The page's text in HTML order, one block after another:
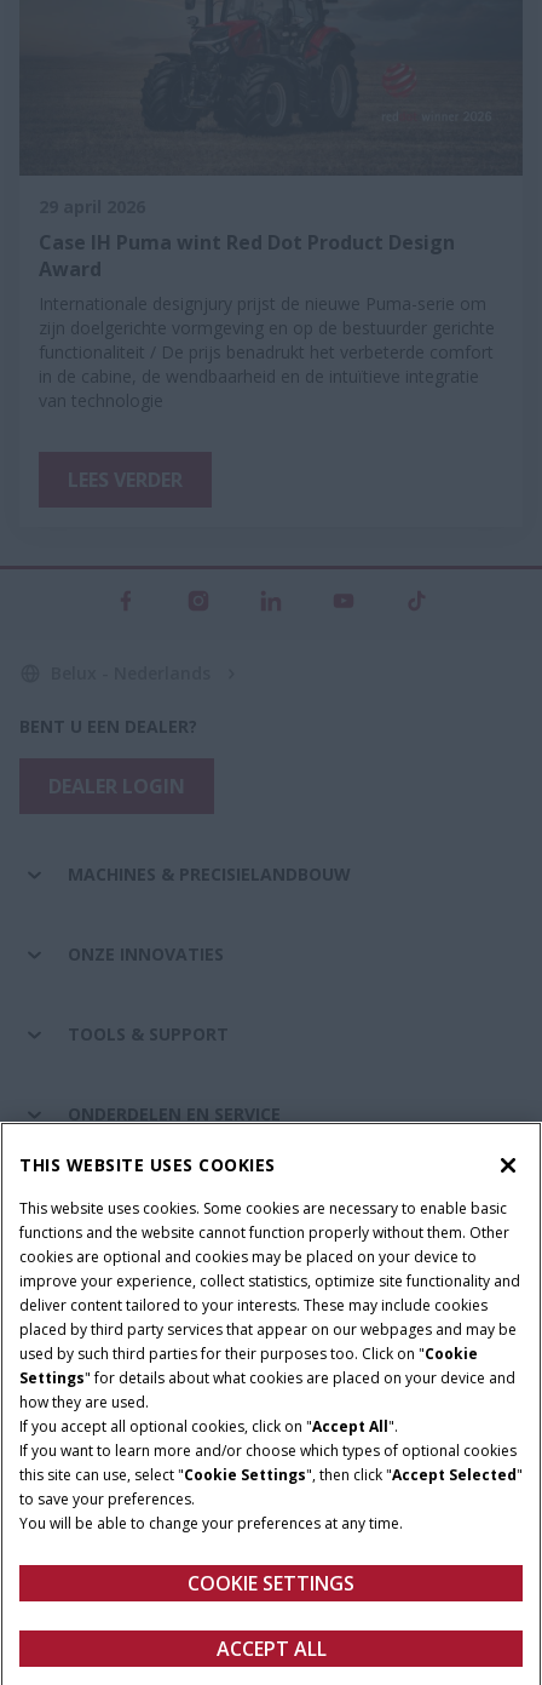
Configureren Ontvag een offerte Vind een dealer Fanshop
Case IH Puma wint Red Dot Product Design
Award
Internationale designjury prijst de nieuwe Puma-serie om
zijn doelgerichte vormgeving en op de bestuurder gerichte
functionaliteit / De prijs benadrukt het verbeterde comfort
in de cabine, de wendbaarheid en de intuïtieve integratie
van technologie
BENT U EEN DEALER?
MACHINES & PRECISIELANDBOUW
ONZE INNOVATIES
TOOLS & SUPPORT
ONDERDELEN EN SERVICE
Gebruiksvoorwaarden Privacy Policy
Impressum
Cookie Settings
Telematics privacyverklaring
© 2025 CNH Industrial America LLC. All Rights Reserved. Case IH is a
trademark of CNH Industrial America LLC.
THIS WEBSITE USES COOKIES
This website uses cookies. Some cookies are necessary to enable basic
functions and the website cannot function properly without them. Other
cookies are optional and cookies may be placed on your device to
improve your experience, collect statistics, optimize site functionality and
deliver content tailored to your interests. These may include cookies
placed by third party services that appear on our webpages and may be
used by such third parties for their purposes too. Click on "Cookie
Settings" for details about what cookies are placed on your device and
how they are used.
If you accept all optional cookies, click on "Accept All".
If you want to learn more and/or choose which types of optional cookies
this site can use, select "Cookie Settings", then click "Accept Selected"
to save your preferences.
You will be able to change your preferences at any time.
COOKIE SETTINGS
ACCEPT ALL